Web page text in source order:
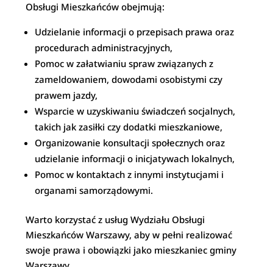
Obsługi Mieszkańców obejmują:
Udzielanie informacji o przepisach prawa oraz
procedurach administracyjnych,
Pomoc w załatwianiu spraw związanych z
zameldowaniem, dowodami osobistymi czy
prawem jazdy,
Wsparcie w uzyskiwaniu świadczeń socjalnych,
takich jak zasiłki czy dodatki mieszkaniowe,
Organizowanie konsultacji społecznych oraz
udzielanie informacji o inicjatywach lokalnych,
Pomoc w kontaktach z innymi instytucjami i
organami samorządowymi.
Warto korzystać z usług Wydziału Obsługi
Mieszkańców Warszawy, aby w pełni realizować
swoje prawa i obowiązki jako mieszkaniec gminy